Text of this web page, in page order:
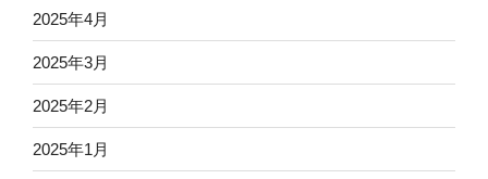
2025年4月
2025年3月
2025年2月
2025年1月